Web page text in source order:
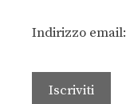
Indirizzo email: